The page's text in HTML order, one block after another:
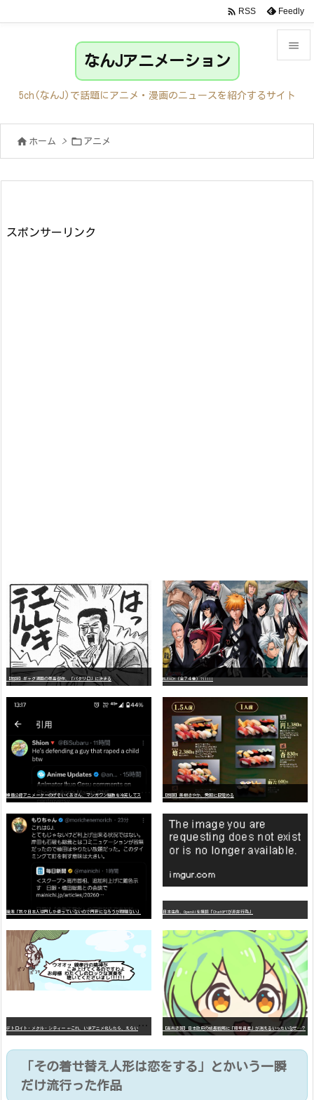

サイド
前へ

 RSS Feedly
なんJアニメーション
5ch(なんJ)で話題にアニメ・漫画のニュースを紹介するサイト
 ホーム >  アニメ
スポンサーリンク
【朗報】ギャグ漫画の最高傑作、「パタリロ」に決まる BLEACH（全７４巻）?!!!!!
【朗報】美樹さやか、愛国に目覚める
識者「我々日本人は円しか使っていないので円安になろうが問題ない」 日本生命、OpenAIを提訴「ChatGPTが非弁行為」
デ
トロイト・メタル・シティー ⇐これ、いまアニメ化したら、えらいことになってたよな？ 【高市悲報】日本政府の成長戦略に「暗号資産」が消えるいったいなぜ…？
「その着せ替え人形は恋をする」とかいう一瞬
だけ流行った作品